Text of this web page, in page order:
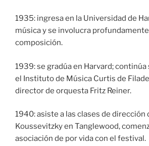
1935: ingresa en la Universidad de
música y se involucra
composición.
1939: se gradúa en Harvard;
el Instituto de Música Curtis de
director de orquesta Fritz Reiner.
1940: asiste a las clases de dirección
Koussevitzky en Tanglewood,
asociación de por vida con el festival.